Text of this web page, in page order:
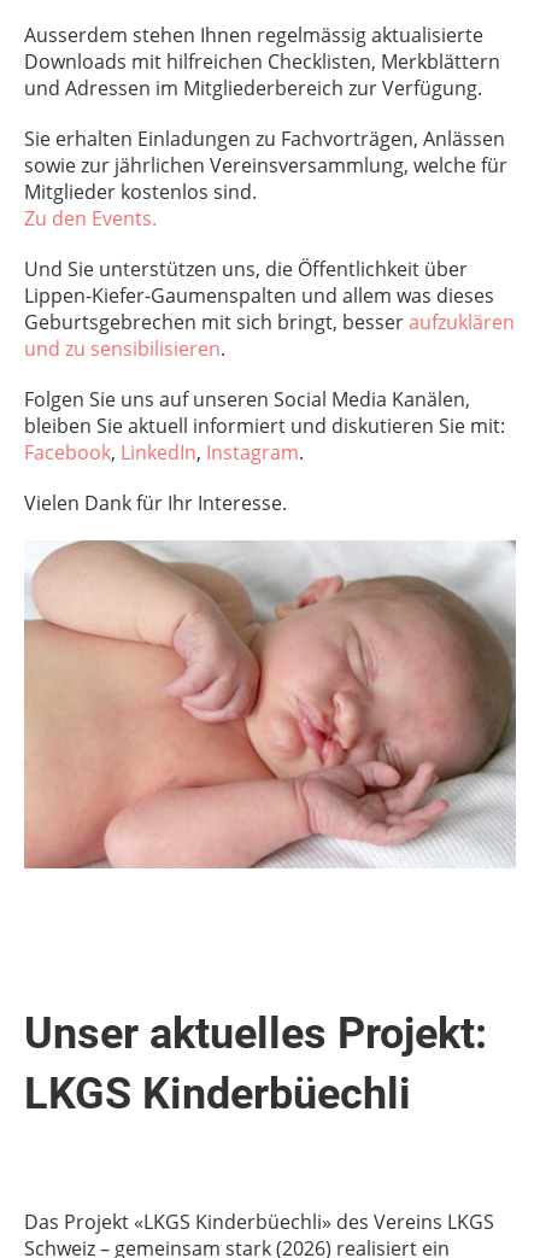
Ausserdem stehen Ihnen regelmässig aktualisierte
Downloads mit hilfreichen Checklisten, Merkblättern
und Adressen im Mitgliederbereich zur Verfügung.
Sie erhalten Einladungen zu Fachvorträgen, Anlässen
sowie zur jährlichen Vereinsversammlung, welche für
Mitglieder kostenlos sind.
Zu den Events.
Und Sie unterstützen uns, die Öffentlichkeit über
Lippen-Kiefer-Gaumenspalten und allem was dieses
Geburtsgebrechen mit sich bringt, besseraufzuklären
und zu sensibilisieren.
Folgen Sie uns auf unseren Social Media Kanälen,
bleiben Sie aktuell informiert und diskutieren Sie mit:
Facebook, LinkedIn, Instagram.
Vielen Dank für Ihr Interesse.
Unser aktuelles Projekt:
LKGS Kinderbüechli
Das Projekt «LKGS Kinderbüechli» des Vereins LKGS
Schweiz – gemeinsam stark (2026) realisiert ein